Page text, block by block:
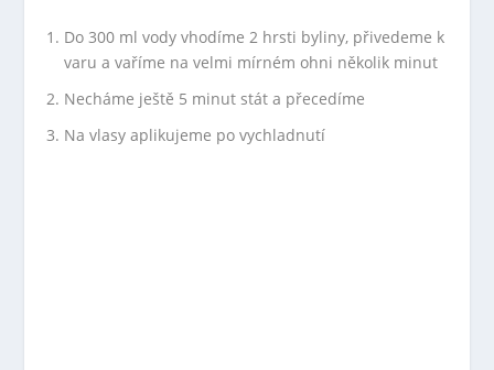
Do 300 ml vody vhodíme 2 hrsti byliny, přivedeme k
varu a vaříme na velmi mírném ohni několik minut
Necháme ještě 5 minut stát a přecedíme
Na vlasy aplikujeme po vychladnutí